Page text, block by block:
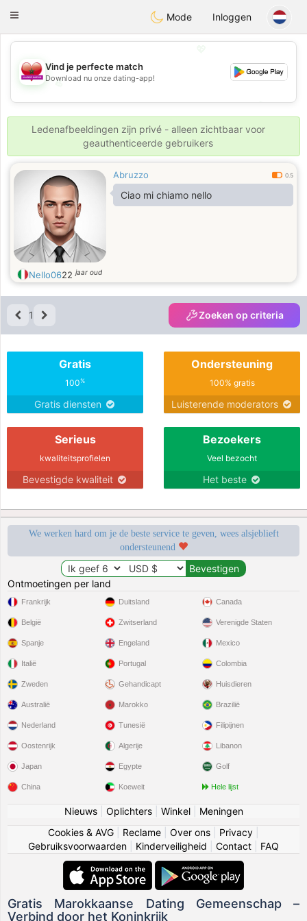
Maroc Dating
Toggle
Mode Inloggen
💖
💕
💕
Vind je perfecte match
Download nu onze dating-app!
Ledenafbeeldingen zijn privé - alleen zichtbaar voor
geauthenticeerde gebruikers
Abruzzo 0.5
Ciao mi chiamo nello
Nello0622jaar oud
1 Zoeken op criteria
Gratis
100%
Gratis diensten
Ondersteuning
100% gratis
Luisterende moderators
Serieus
kwaliteitsprofielen
Bevestigde kwaliteit
Bezoekers
Veel bezocht
Het beste
We werken hard om je de beste service te geven, wees alsjeblieft
ondersteunend
Ontmoetingen per land
Frankrijk
België
Spanje
Italië
Zweden
Duitsland
Zwitserland
Engeland
Portugal
Gehandicapt
Canada
Verenigde Staten
Mexico
Colombia
Huisdieren
Australië
Nederland
Oostenrijk
Japan
China
Marokko
Tunesië
Algerije
Egypte
Koeweit
Brazilië
Filipijnen
Libanon
Golf
Hele lijst
Nieuws| Oplichters| Winkel| Meningen
Cookies & AVG
Reclame Over ons Privacy
Gebruiksvoorwaarden
Kinderveiligheid Contact FAQ
Gratis Marokkaanse Dating Gemeenschap –
Verbind door het Koninkrijk